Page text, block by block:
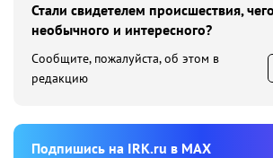
Стали свидетелем происшествия,
необычного и интересного?
Сообщите, пожалуйста, об этом в
редакцию
Подпишиcь на IRK.ru в MAX